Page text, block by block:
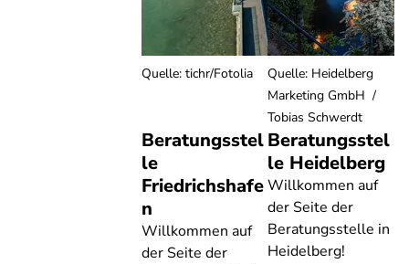
Beratungsstel
le
Friedrichshafe
n
Willkommen auf
der Seite der
Quelle: tichr/Fotolia
Beratungsstel
le Heidelberg
Willkommen auf
der Seite der
Beratungsstelle in
Heidelberg!
Quelle: Heidelberg
Marketing GmbH /
Tobias Schwerdt